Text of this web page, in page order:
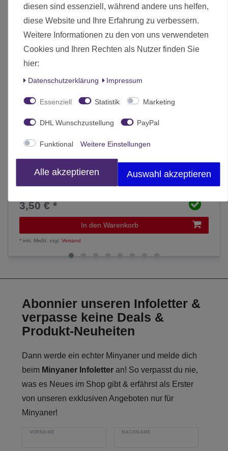
3,50 € *
In den Warenkorb
*inkl. MwSt. zzgl.Versand
Abonnier unseren Infoletter &
verpasse keine Deals &
Produkt-Neuheiten
Dann werde ein echter Minyaner und melde dich
beim Minyaner Infoletter an! So verpasst du nie,
was es Neues im Shop gibt & erfährst als Erster
von unseren exklusiven Angeboten nur für
Minyaner!
VORNAME NACHNAME
diesen sind essenziell, während andere uns helfen,
diese Website und Ihre Erfahrung zu verbessern.
Weitere Informationen zu den von uns verwendeten
Cookies und Ihren Rechten als Nutzer finden Sie
hier:
Daten­schutz­erklärung Impressum
Essenziell Statistik Marketing
DHL Wunschzustellung PayPal
Funktional Weitere Einstellungen
Alle akzeptieren Auswahl akzeptieren